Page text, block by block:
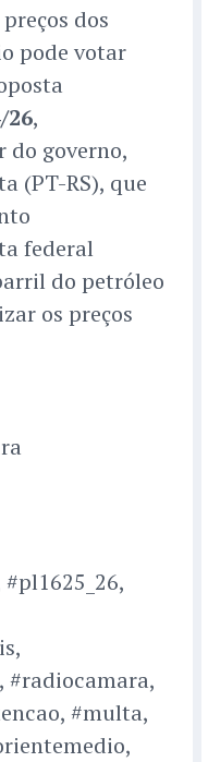
dos
pode votar
26,
do governo,
(PT-RS), que
federal
do petróleo
os preços
#radiocamara,
#multa,